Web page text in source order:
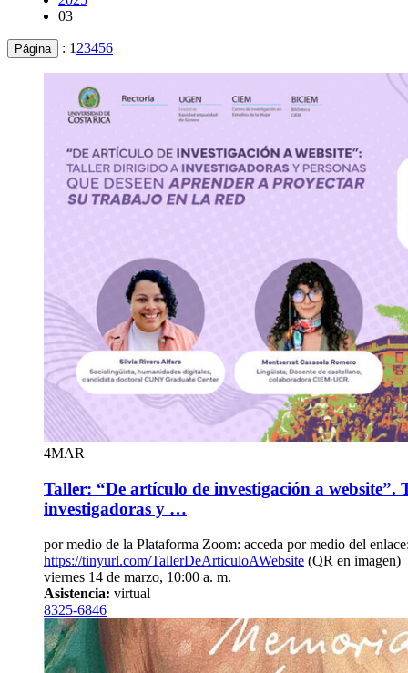
03
Página : 1 23456
4MAR
Taller: “De artículo de investigación a website”.
investigadoras y …
por medio de la Plataforma Zoom: acceda por medio del
https://tinyurl.com/TallerDeArticuloAWebsite (QR en imagen)
viernes 14 de marzo, 10:00 a. m.
Asistencia: virtual
8325-6846